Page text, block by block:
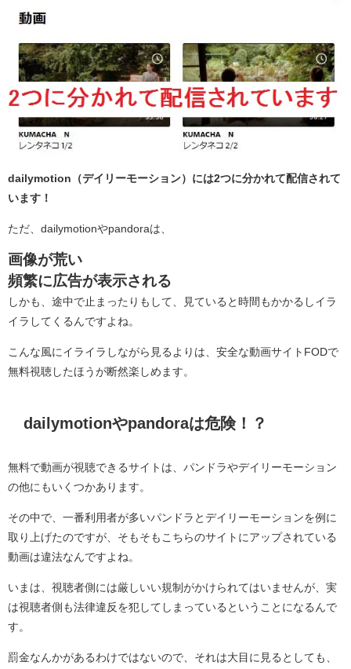
dailymotion（デイリーモーション）には2つに分かれて配信されて
います！
ただ、dailymotionやpandoraは、
画像が荒い
頻繁に広告が表示される
しかも、途中で止まったりもして、見ていると時間もかかるしイラ
イラしてくるんですよね。
こんな風にイライラしながら見るよりは、安全な動画サイトFODで
無料視聴したほうが断然楽しめます。
dailymotionやpandoraは危険！？
無料で動画が視聴できるサイトは、パンドラやデイリーモーション
の他にもいくつかあります。
その中で、一番利用者が多いパンドラとデイリーモーションを例に
取り上げたのですが、そもそもこちらのサイトにアップされている
動画は違法なんですよね。
いまは、視聴者側には厳しいい規制がかけられてはいませんが、実
は視聴者側も法律違反を犯してしまっているということになるんで
す。
罰金なんかがあるわけではないので、それは大目に見るとしても、